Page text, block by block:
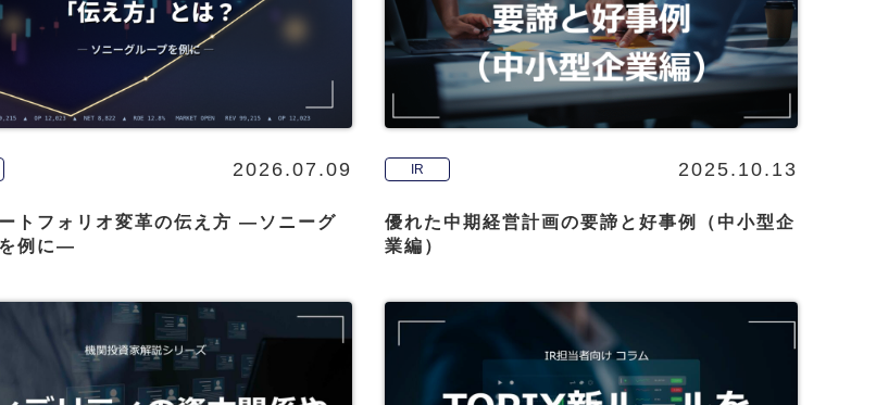
2026.07.09
トフォリオ変革の伝え方 ―ソニーグ
例に―
IR 2025.10.13
優れた中期経営計画の要諦と好事例（中小型企
業編）